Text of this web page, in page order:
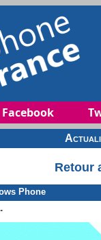
Facebook
Retour
Phone